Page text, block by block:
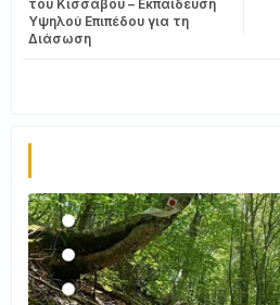
του Κισσάβου – Εκπαίδευση
Υψηλού Επιπέδου για τη
Διάσωση